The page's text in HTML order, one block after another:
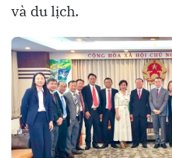
và du lịch.